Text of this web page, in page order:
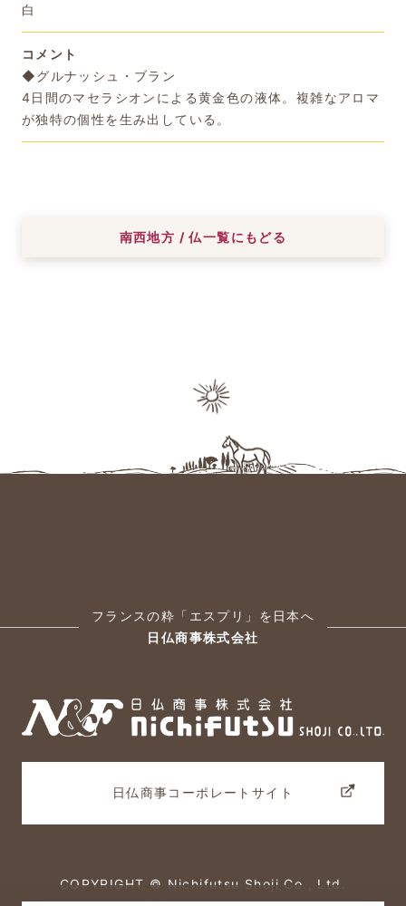
白
コメント
◆グルナッシュ・ブラン
4日間のマセラシオンによる黄金色の液体。複雑なアロマ
が独特の個性を生み出している。
南西地方 / 仏一覧にもどる
フランスの粋「エスプリ」を日本へ
日仏商事株式会社
日仏商事コーポレートサイト
COPYRIGHT © Nichifutsu Shoji Co., Ltd.